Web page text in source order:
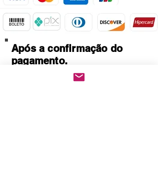
Após a confirmação do
pagamento.
Baixe imediatamente o
pedido PDF.